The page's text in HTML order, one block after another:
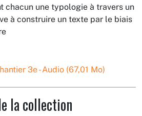
chacun une typologie à travers un
à construire un texte par le biais
3e - Audio (67,01 Mo)
la collection